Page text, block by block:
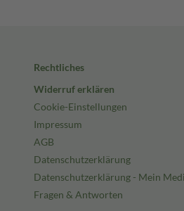
Rechtliches
Widerruf erklären
Cookie-Einstellungen
Impressum
AGB
Datenschutzerklärung
Datenschutzerklärung - Mein
Fragen & Antworten